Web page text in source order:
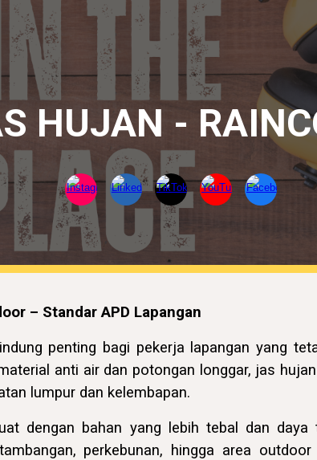
to main content Skip to
HUJAN -
– Standar APD Lapangan
penting bagi pekerja lapangan yang
anti air dan potongan longgar, jas
lumpur dan kelembapan.
dengan bahan yang lebih tebal dan daya
perkebunan, hingga area